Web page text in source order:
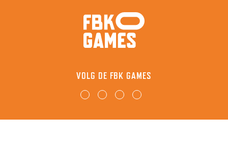
VOLG DE FBK GAMES